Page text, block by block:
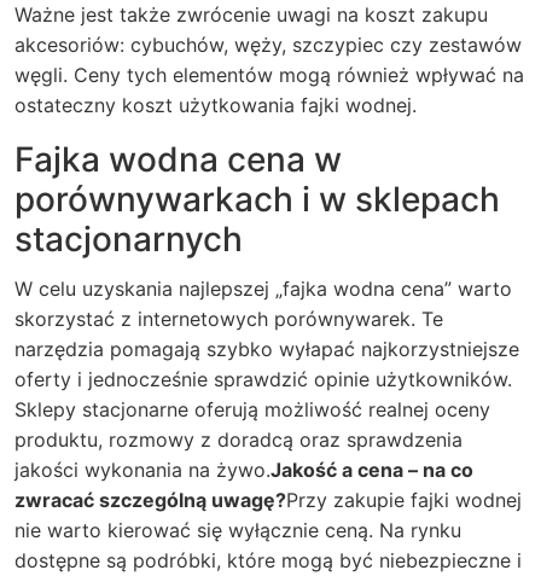
Ważne jest także zwrócenie uwagi na koszt zakupu
akcesoriów: cybuchów, węży, szczypiec czy zestawów
węgli. Ceny tych elementów mogą również wpływać na
ostateczny koszt użytkowania fajki wodnej.
Fajka wodna cena w
porównywarkach i w sklepach
stacjonarnych
W celu uzyskania najlepszej „fajka wodna cena” warto
skorzystać z internetowych porównywarek. Te
narzędzia pomagają szybko wyłapać najkorzystniejsze
oferty i jednocześnie sprawdzić opinie użytkowników.
Sklepy stacjonarne oferują możliwość realnej oceny
produktu, rozmowy z doradcą oraz sprawdzenia
jakości wykonania na żywo.Jakość a cena – na co
zwracać szczególną uwagę?Przy zakupie fajki wodnej
nie warto kierować się wyłącznie ceną. Na rynku
dostępne są podróbki, które mogą być niebezpieczne i